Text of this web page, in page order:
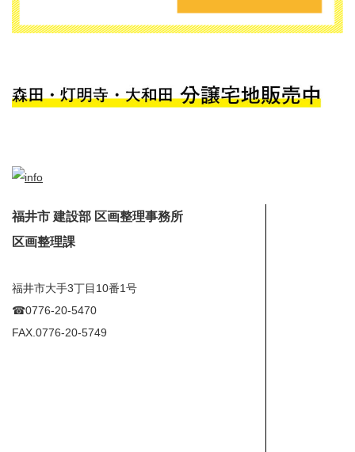
福井市 建設部 区画整理事務所
区画整理課
福井市大手3丁目10番1号
☎︎0776-20-5470
FAX.0776-20-5749